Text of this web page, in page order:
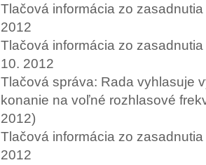
Tlačová informácia zo
2012
Tlačová informácia zo
10. 2012
Tlačová správa: Rada vyhlasuje
konanie na voľné rozhlasové
2012)
Tlačová informácia zo
2012